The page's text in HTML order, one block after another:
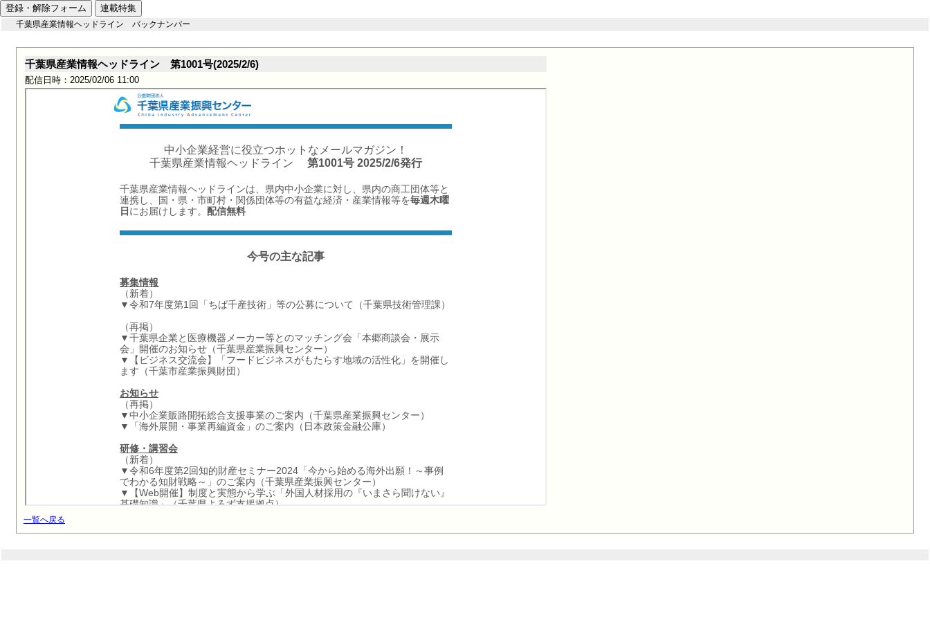
登録・解除フォーム 連載特集
千葉県産業情報ヘッドライン バックナンバー
千葉県産業情報ヘッドライン 第1001号(2025/2/6)
配信日時：2025/02/06 11:00
一覧へ戻る